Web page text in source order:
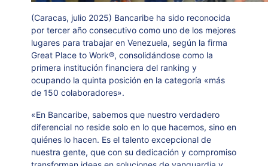
(Caracas, julio 2025) Bancaribe ha sido reconocida
por tercer año consecutivo como uno de los mejores
lugares para trabajar en Venezuela, según la firma
Great Place to Work®, consolidándose como la
primera institución financiera del ranking y
ocupando la quinta posición en la categoría «más
de 150 colaboradores».
«En Bancaribe, sabemos que nuestro verdadero
diferencial no reside solo en lo que hacemos, sino en
quiénes lo hacen. Es el talento excepcional de
nuestra gente, que con su dedicación y compromiso